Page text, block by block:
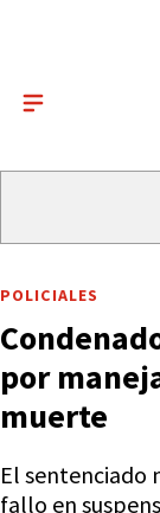
POLICIALES
por
muerte
El sentenciado
fallo en